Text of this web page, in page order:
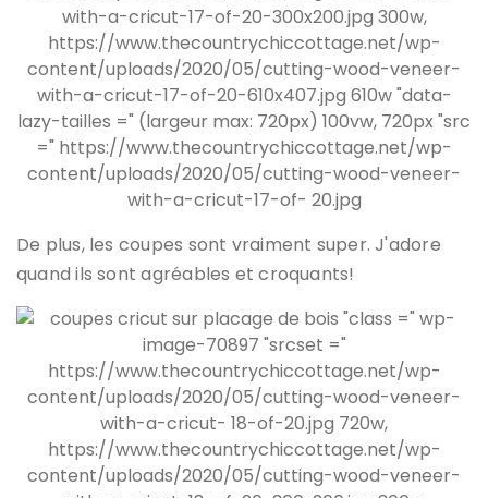
De plus, les coupes sont vraiment super. J'adore
quand ils sont agréables et croquants!